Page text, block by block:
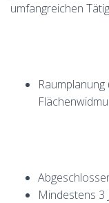
umfangreichen
Mindestens 3